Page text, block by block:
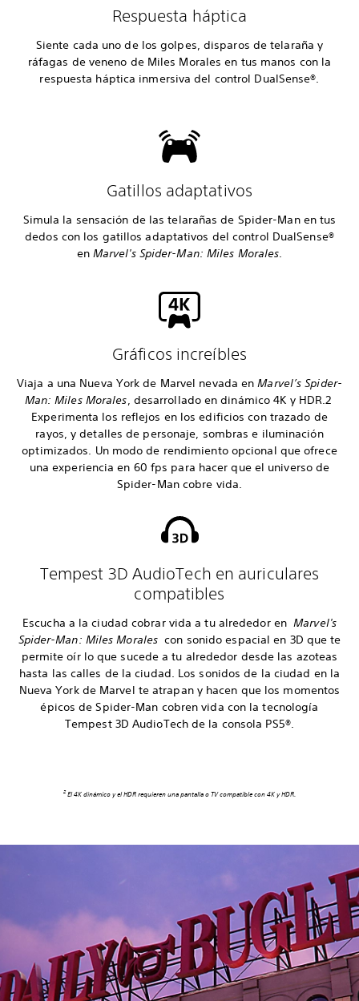
Respuesta háptica
Siente cada uno de los golpes, disparos de telaraña y
ráfagas de veneno de Miles Morales en tus manos con la
respuesta háptica inmersiva del control DualSense®.
Gatillos adaptativos
Simula la sensación de las telarañas de Spider-Man en tus
dedos con los gatillos adaptativos del control DualSense®
en Marvel's Spider-Man: Miles Morales.
Gráficos increíbles
Viaja a una Nueva York de Marvel nevada enMarvel’s Spider-
Man: Miles Morales, desarrollado en dinámico 4K y HDR.2
Experimenta los reflejos en los edificios con trazado de
rayos, y detalles de personaje, sombras e iluminación
optimizados. Un modo de rendimiento opcional que ofrece
una experiencia en 60 fps para hacer que el universo de
Spider-Man cobre vida.
Tempest 3D AudioTech en auriculares
compatibles
Escucha a la ciudad cobrar vida a tu alrededor enMarvel's
Spider-Man: Miles Morales con sonido espacial en 3D que te
permite oír lo que sucede a tu alrededor desde las azoteas
hasta las calles de la ciudad. Los sonidos de la ciudad en la
Nueva York de Marvel te atrapan y hacen que los momentos
épicos de Spider-Man cobren vida con la tecnología
Tempest 3D AudioTech de la consola PS5®.
2 El 4K dinámico y el HDR requieren una pantalla o TV compatible con 4K y HDR.